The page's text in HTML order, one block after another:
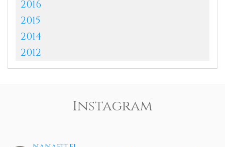
2016
2015
2014
2012
Instagram